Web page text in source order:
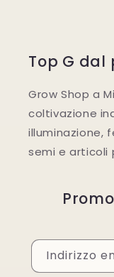
Top G dal
Grow Shop a
coltivazione
illuminazione,
semi e articoli
Indirizzo